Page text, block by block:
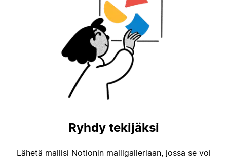
Ryhdy tekijäksi
Lähetä mallisi Notionin malligalleriaan, jossa se voi